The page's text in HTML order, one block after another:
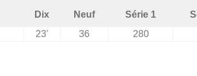
Dix Neuf Série 1
23' 36 280